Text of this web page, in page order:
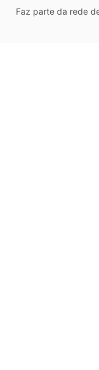
Faz parte da rede